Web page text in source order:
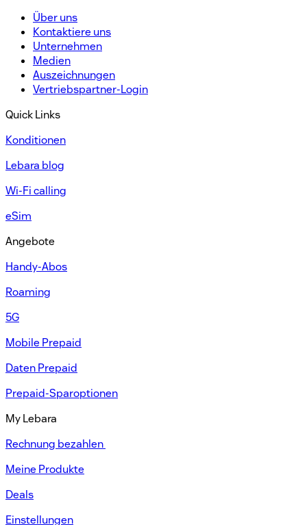
Über uns​
Kontaktiere uns​
Unternehmen​
Medien
Auszeichnungen​​
Vertriebspartner-Login​
Quick Links
Konditionen​
Lebara blog
Wi-Fi calling
eSim
Angebote
Handy-Abos​
Roaming
5G
Mobile Prepaid​
Daten Prepaid​
Prepaid-Sparoptionen​
My Lebara
Rechnung bezahlen ​
Meine Produkte​
Deals
Einstellungen​